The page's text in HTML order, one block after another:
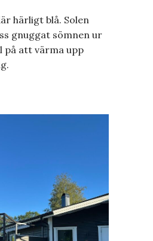
härligt blå. Solen
gnuggat sömnen ur
på att värma upp